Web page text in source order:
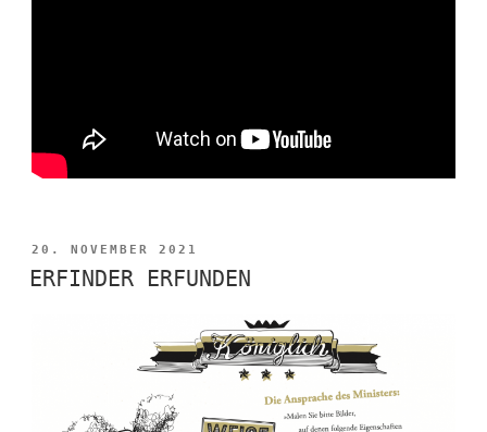
VERÖFFENTLICHT
AM
20. NOVEMBER 2021
ERFINDER ERFUNDEN